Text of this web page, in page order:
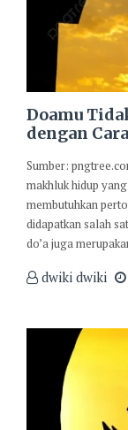
Doamu
dengan
Sumber:
makhluk hidup
membutuhkan
didapatkan salah
do’a juga
dwiki dwiki